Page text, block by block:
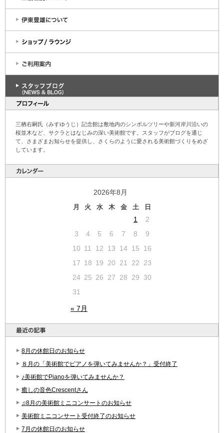
三栖右嗣氏（みすゆうじ）記念館は敷地内のシンボルツリーや新河岸川沿いの
桜並木など、サクラとはなじみの深い美術館です。スタッフがブログを通じ
て、さまざまお知らせを提供し、さくらのように愛される美術館づくりをめざ
しています。
2026年8月
月 火 水 木 金 土 日
« 7月
1
2
3
4 5 6 7 8
9
10 11 12 13 14 15
16
17 18 19 20 21 22
23
24 25 26 27 28 29
30
31
8月の休館日のお知らせ
８月の「美術館でピアノを弾いてみませんか？」受付終了
♪美術館でPianoを弾いてみませんか？
癒しの音色Crescentさん
♫8月の美術館ミニコンサートのお知らせ
美術館ミニコンサート受付終了のお知らせ
7月の休館日のお知らせ